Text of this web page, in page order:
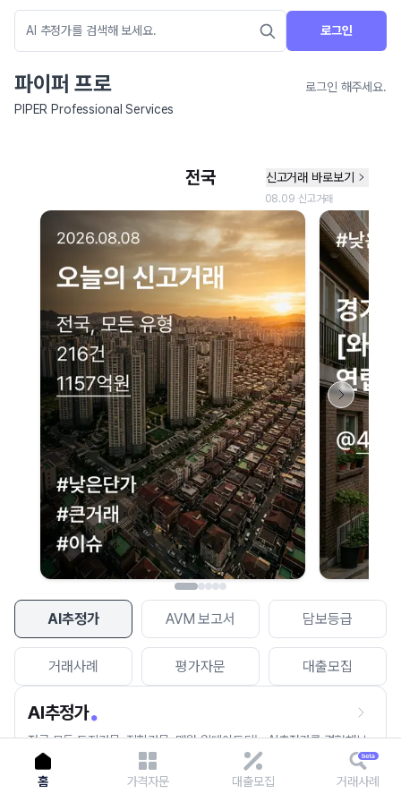
로그인
파이퍼 프로
로그인 해주세요.
PIPER Professional Services
AI추정가 AVM 보고서 담보등급
거래사례 평가자문 대출모집
AI추정가
전국 모든 토지건물, 집합건물, 매월 업데이트되는 AI추정가를 경험해보
세요.
네이버 지도 연결 안내
현재 네이버 지도 연결이 원활하지 않아 지도를 불러올 수 없습니다.
이용에 불편을 드려 죄송합니다.
다시 시도
홈 가격자문 대출모집 거래사례